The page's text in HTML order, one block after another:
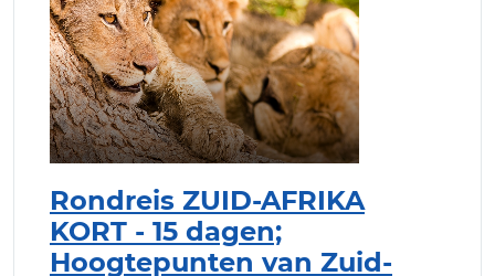
Rondreis ZUID-AFRIKA
KORT - 15 dagen;
Hoogtepunten van Zuid-